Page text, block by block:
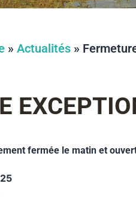
» Actualités »
fermée le matin et